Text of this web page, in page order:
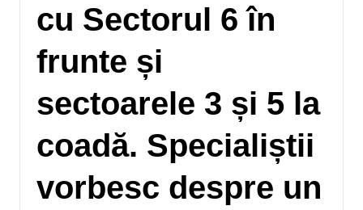
cu Sectorul 6 în
frunte și
sectoarele 3 și 5 la
coadă. Specialiștii
vorbesc despre un